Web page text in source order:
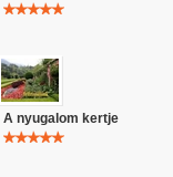
A nyugalom kertje